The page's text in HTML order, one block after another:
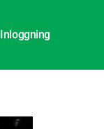
Inloggning